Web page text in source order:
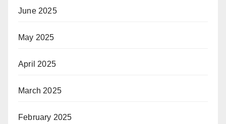
June 2025
May 2025
April 2025
March 2025
February 2025